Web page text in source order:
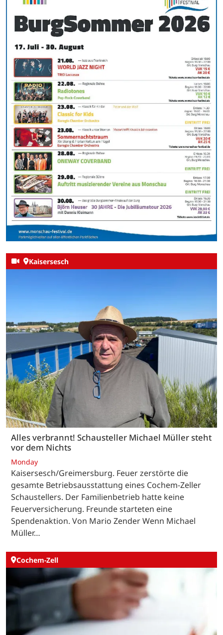
Kaisersesch
Alles verbrannt! Schausteller Michael Müller steht
vor dem Nichts
Monday
Kaisersesch/Greimersburg. Feuer zerstörte die
gesamte Betriebsausstattung eines Cochem-Zeller
Schaustellers. Der Familienbetrieb hatte keine
Feuerversicherung. Freunde starteten eine
Spendenaktion. Von Mario Zender Wenn Michael
Müller…
Cochem-Zell